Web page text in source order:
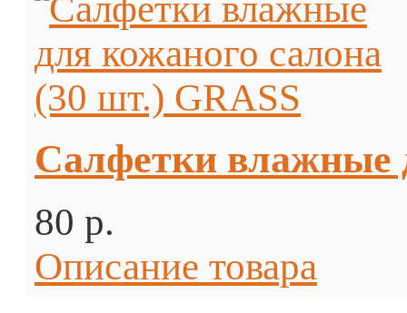
Салфетки влажные
80 p.
Описание товара